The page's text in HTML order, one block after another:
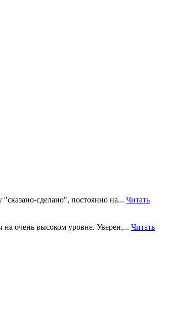
сделано", постоянно на... Читать
на очень высоком уровне. Уверен,... Читать